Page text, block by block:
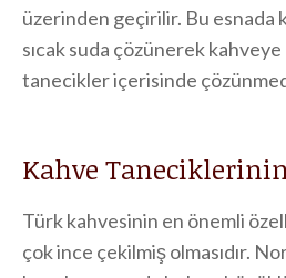
üzerinden geçirilir. Bu esnada
sıcak suda çözünerek kahveye
tanecikler içerisinde
Kahve
Türk kahvesinin en önemli
çok ince çekilmiş olmasıdır.